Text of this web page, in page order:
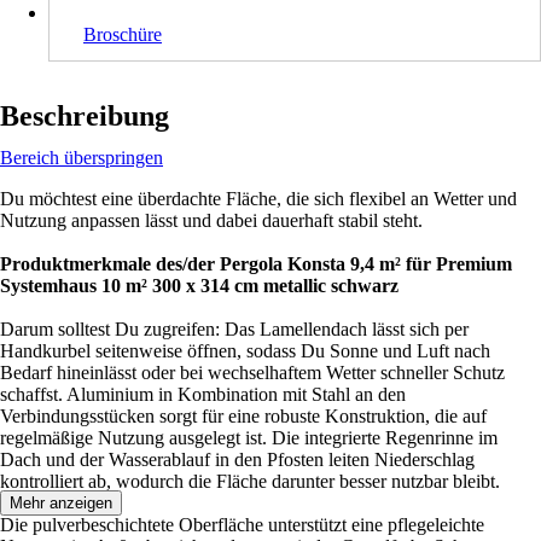
Broschüre
Beschreibung
Bereich überspringen
Du möchtest eine überdachte Fläche, die sich flexibel an Wetter und
Nutzung anpassen lässt und dabei dauerhaft stabil steht.
Produktmerkmale des/der Pergola Konsta 9,4 m² für Premium
Systemhaus 10 m² 300 x 314 cm metallic schwarz
Darum solltest Du zugreifen: Das Lamellendach lässt sich per
Handkurbel seitenweise öffnen, sodass Du Sonne und Luft nach
Bedarf hineinlässt oder bei wechselhaftem Wetter schneller Schutz
schaffst. Aluminium in Kombination mit Stahl an den
Verbindungsstücken sorgt für eine robuste Konstruktion, die auf
regelmäßige Nutzung ausgelegt ist. Die integrierte Regenrinne im
Dach und der Wasserablauf in den Pfosten leiten Niederschlag
kontrolliert ab, wodurch die Fläche darunter besser nutzbar bleibt.
Die pulverbeschichtete Oberfläche unterstützt eine pflegeleichte
Mehr anzeigen